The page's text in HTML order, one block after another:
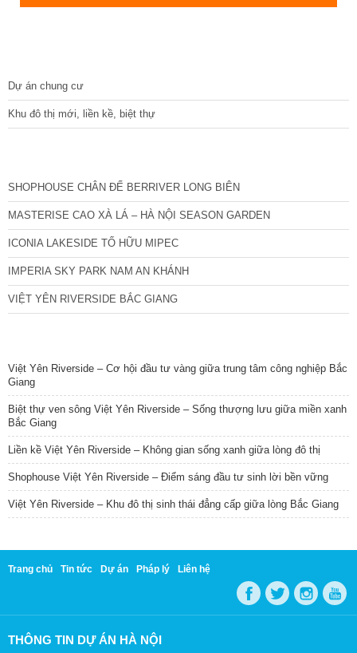
Dự án chung cư
Khu đô thị mới, liền kề, biệt thự
SHOPHOUSE CHÂN ĐẾ BERRIVER LONG BIÊN
MASTERISE CAO XÀ LÁ – HÀ NỘI SEASON GARDEN
ICONIA LAKESIDE TỐ HỮU MIPEC
IMPERIA SKY PARK NAM AN KHÁNH
VIỆT YÊN RIVERSIDE BẮC GIANG
Việt Yên Riverside – Cơ hội đầu tư vàng giữa trung tâm công nghiệp Bắc
Giang
Biệt thự ven sông Việt Yên Riverside – Sống thượng lưu giữa miền xanh
Bắc Giang
Liền kề Việt Yên Riverside – Không gian sống xanh giữa lòng đô thị
Shophouse Việt Yên Riverside – Điểm sáng đầu tư sinh lời bền vững
Việt Yên Riverside – Khu đô thị sinh thái đẳng cấp giữa lòng Bắc Giang
Trang chủ Tin tức Dự án Pháp lý Liên hệ
THÔNG TIN DỰ ÁN HÀ NỘI